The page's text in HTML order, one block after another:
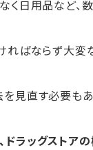
く日用品など
ればならず大
見直す必要も
ドラッグスト